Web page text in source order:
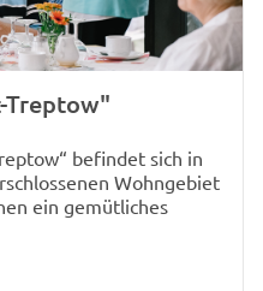
Treptow"
befindet sich in
Wohngebiet
ein gemütliches